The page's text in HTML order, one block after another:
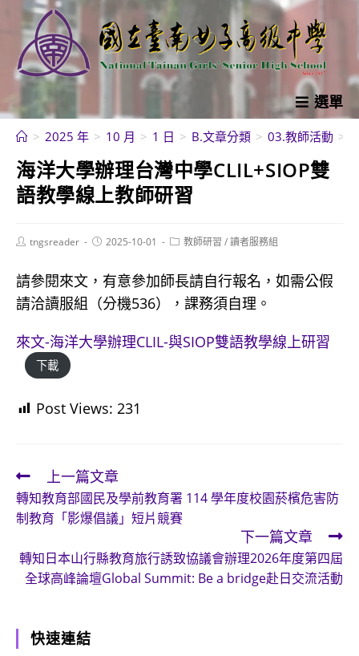
內
選單
> 2025 年 > 10 月 > 1 日 > B.文章分類 > 03.教師活動 >
海洋大學辦理台灣中學CLIL+SIOP雙
語教學線上教師研習
Posttngsreader
Post2025-10-01
Post教師研習 /讀者服務組
請參閱來文，有意參加師長請自行報名，如需公假
請洽讀服組（分機536），課務須自理。
來文-海洋大學辦理CLIL-與SIOP雙語教學線上研習
下載
Post Views: 231
Read
more
articles
上一篇文章
轉知教育部國民及學前教育署 114 學年度校園菸檳危害防
制教育「影爆倡議」短片競賽
下一篇文章
轉知日本山行縣教育旅行誘致協議會辦理2026年度第四屆
全球高峰論壇Global Summit: Be a bridge赴日交流活動
快速連結